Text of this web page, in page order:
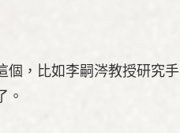
個，比如李嗣涔教授研究手
。